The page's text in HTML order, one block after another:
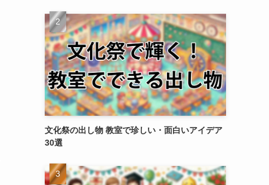
文化祭の出し物 教室で珍しい・面白いアイデア
30選